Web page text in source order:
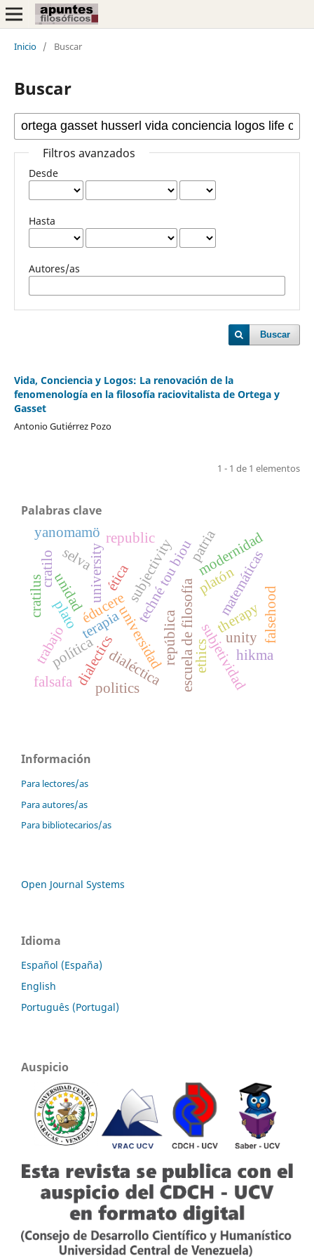
Inicio / Buscar
Buscar
Filtros avanzados
Desde
Hasta
Autores/as
Buscar
Vida, Conciencia y Logos: La renovación de la
fenomenología en la filosofía raciovitalista de Ortega y
Gasset
Antonio Gutiérrez Pozo
1 - 1 de 1 elementos
Palabras clave
universidad escuela de filosofía
techné tou biou
terapia
éducere
subjetividad
university
therapy
subjectivity platón
república
matemáticas
dialéctica
unidad
plato
republic
dialectics unity
modernidad
ética
política ethics
politics
patria
selva
yanomamö
falsafa
hikma
cratilo
cratilus falsehood
trabajo
Información
Para lectores/as
Para autores/as
Para bibliotecarios/as
Open Journal Systems
Idioma
Español (España)
English
Português (Portugal)
Auspicio